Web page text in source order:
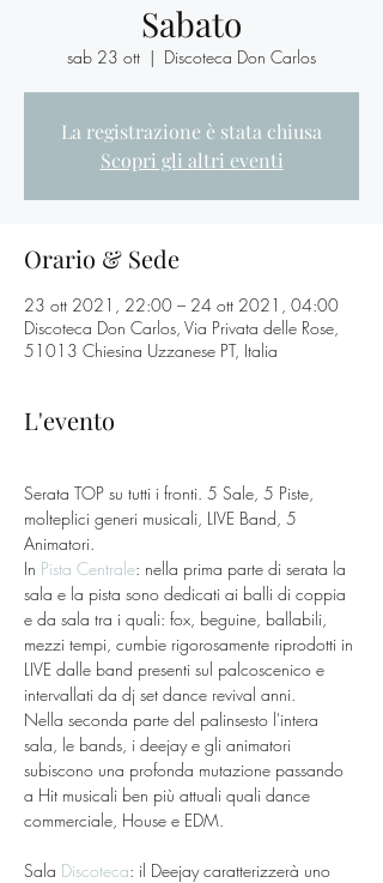
Sabato
sab 23 ott
  |
Discoteca Don Carlos
La registrazione è stata chiusa
Scopri gli altri eventi
Orario & Sede
23 ott 2021, 22:00 – 24 ott 2021, 04:00
Discoteca Don Carlos, Via Privata delle Rose,
51013 Chiesina Uzzanese PT, Italia
L'evento
Serata TOP su tutti i fronti. 5 Sale, 5 Piste,
molteplici generi musicali, LIVE Band, 5
Animatori.
In Pista Centrale: nella prima parte di serata la
sala e la pista sono dedicati ai balli di coppia
e da sala tra i quali: fox, beguine, ballabili,
mezzi tempi, cumbie rigorosamente riprodotti in
LIVE dalle band presenti sul palcoscenico e
intervallati da dj set dance revival anni.
Nella seconda parte del palinsesto l'intera
sala, le bands, i deejay e gli animatori
subiscono una profonda mutazione passando
a Hit musicali ben più attuali quali dance
commerciale, House e EDM.
Sala Discoteca: il Deejay caratterizzerà uno